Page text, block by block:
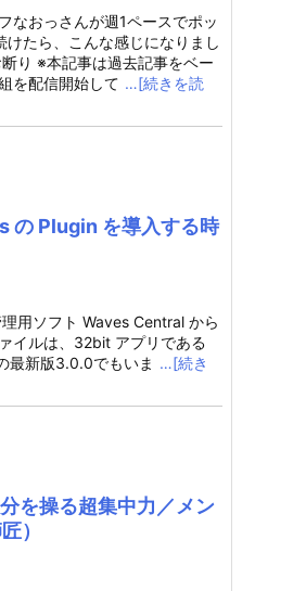
なおっさんが週1ペースでポッ
けたら、こんな感じになりまし
り ※本記事は過去記事をベー
を配信開始して …[続きを読
の Plugin を導入する時
用ソフト Waves Central から
イルは、32bit アプリである
最新版3.0.0でもいま …[続き
を操る超集中力／メン
）